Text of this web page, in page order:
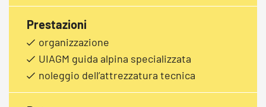
Prestazioni
organizzazione
UIAGM guida alpina specializzata
noleggio dell’attrezzatura tecnica